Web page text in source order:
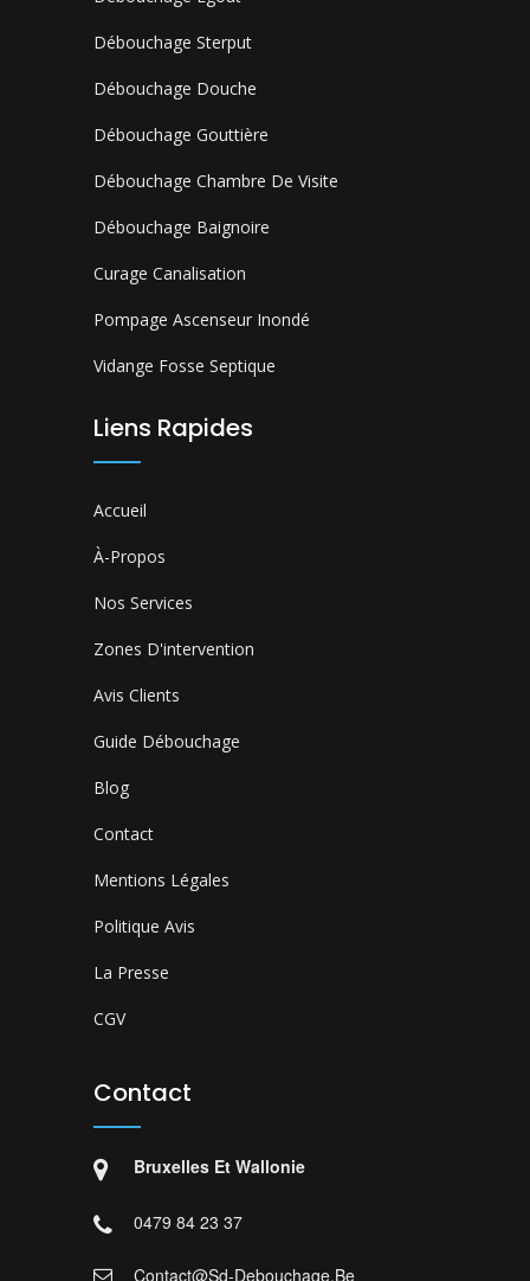
Débouchage Sterput
Débouchage Douche
Débouchage Gouttière
Débouchage Chambre De Visite
Débouchage Baignoire
Curage Canalisation
Pompage Ascenseur Inondé
Vidange Fosse Septique
Liens Rapides
Accueil
À-Propos
Nos Services
Zones D'intervention
Avis Clients
Guide Débouchage
Blog
Contact
Mentions Légales
Politique Avis
La Presse
CGV
Contact
Bruxelles Et Wallonie
0479 84 23 37
Contact@sd-Debouchage.be